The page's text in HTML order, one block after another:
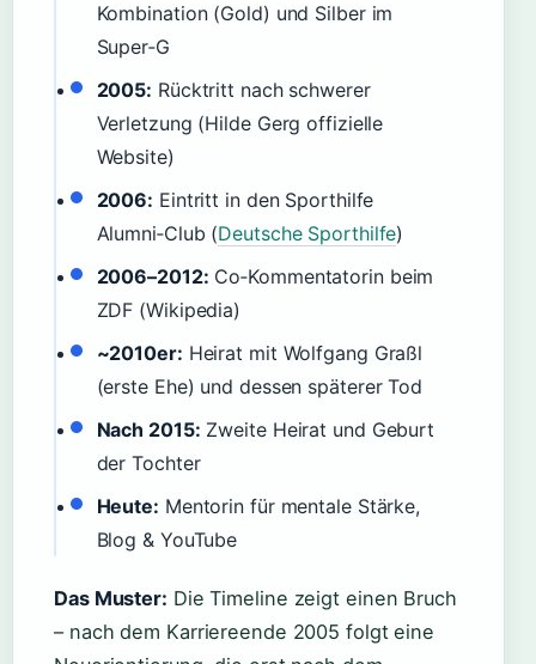
Kombination (Gold) und Silber im
Super‑G
2005: Rücktritt nach schwerer
Verletzung (Hilde Gerg offizielle
Website)
2006: Eintritt in den Sporthilfe
Alumni‑Club (Deutsche Sporthilfe)
2006–2012: Co‑Kommentatorin beim
ZDF (Wikipedia)
~2010er: Heirat mit Wolfgang Graßl
(erste Ehe) und dessen späterer Tod
Nach 2015: Zweite Heirat und Geburt
der Tochter
Heute: Mentorin für mentale Stärke,
Blog & YouTube
Das Muster: Die Timeline zeigt einen Bruch
– nach dem Karriereende 2005 folgt eine